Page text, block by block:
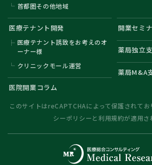
首都圏その他地域
医療テナント開発
医療テナント誘致をお考えのオ
ーナー様
クリニックモール運営
医院開業コラム
開業セミ
薬局独立
薬局M&A
このサイトはreCAPTCHAによって保護されて
シーポリシーと利用規約が適用さ